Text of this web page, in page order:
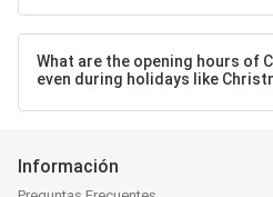
What are the opening hours of
even during holidays like
Información